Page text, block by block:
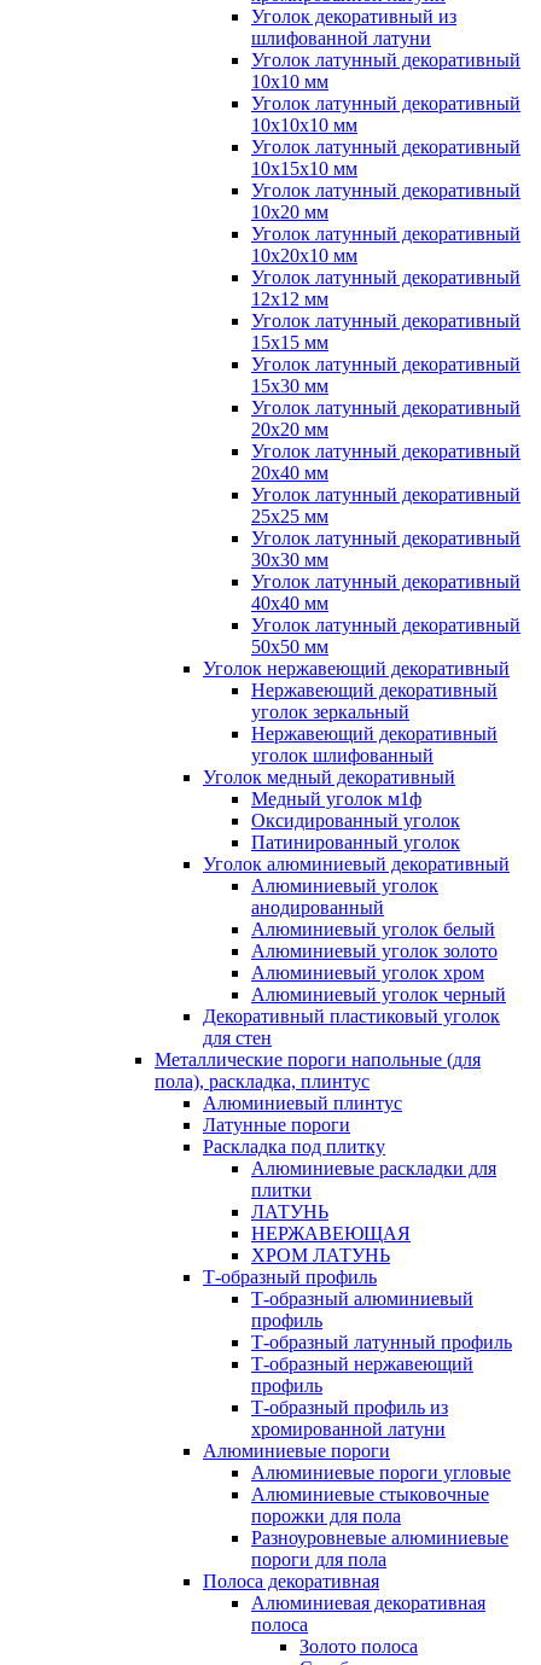
Уголок декоративный из
шлифованной латуни
Уголок латунный декоративный
10x10 мм
Уголок латунный декоративный
10x10x10 мм
Уголок латунный декоративный
10x15x10 мм
Уголок латунный декоративный
10x20 мм
Уголок латунный декоративный
10x20x10 мм
Уголок латунный декоративный
12x12 мм
Уголок латунный декоративный
15x15 мм
Уголок латунный декоративный
15x30 мм
Уголок латунный декоративный
20x20 мм
Уголок латунный декоративный
20x40 мм
Уголок латунный декоративный
25x25 мм
Уголок латунный декоративный
30x30 мм
Уголок латунный декоративный
40x40 мм
Уголок латунный декоративный
50x50 мм
Уголок нержавеющий декоративный
Нержавеющий декоративный
уголок зеркальный
Нержавеющий декоративный
уголок шлифованный
Уголок медный декоративный
Медный уголок м1ф
Оксидированный уголок
Патинированный уголок
Уголок алюминиевый декоративный
Алюминиевый уголок
анодированный
Алюминиевый уголок белый
Алюминиевый уголок золото
Алюминиевый уголок хром
Алюминиевый уголок черный
Декоративный пластиковый уголок
для стен
Металлические пороги напольные (для
пола), раскладка, плинтус
Алюминиевый плинтус
Латунные пороги
Раскладка под плитку
Алюминиевые раскладки для
плитки
ЛАТУНЬ
НЕРЖАВЕЮЩАЯ
ХРОМ ЛАТУНЬ
Т-образный профиль
Т-образный алюминиевый
профиль
Т-образный латунный профиль
Т-образный нержавеющий
профиль
Т-образный профиль из
хромированной латуни
Алюминиевые пороги
Алюминиевые пороги угловые
Алюминиевые стыковочные
порожки для пола
Разноуровневые алюминиевые
пороги для пола
Полоса декоративная
Алюминиевая декоративная
полоса
Золото полоса